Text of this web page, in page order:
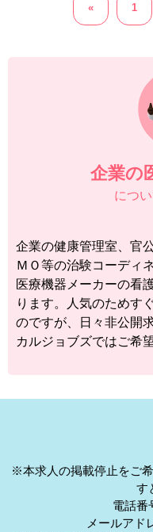
« 1
企業の
につ
企業の健康管理室、官
ＭＯ等の治験コーディ
医療機器メーカーの看
ります。人気のためす
のですが、日々非公開
カルジョブズではご希
※本求人の掲載停止をご
す
電話番
メールアド